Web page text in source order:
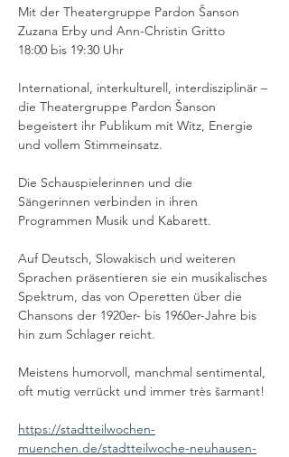
Mit der Theatergruppe Pardon Šanson
Zuzana Erby und Ann-Christin Gritto
18:00 bis 19:30 Uhr
International, interkulturell, interdisziplinär –
die Theatergruppe Pardon Šanson
begeistert ihr Publikum mit Witz, Energie
und vollem Stimmeinsatz.
Die Schauspielerinnen und die
Sängerinnen verbinden in ihren
Programmen Musik und Kabarett.
Auf Deutsch, Slowakisch und weiteren
Sprachen präsentieren sie ein musikalisches
Spektrum, das von Operetten über die
Chansons der 1920er- bis 1960er-Jahre bis
hin zum Schlager reicht.
Meistens humorvoll, manchmal sentimental,
oft mutig verrückt und immer très šarmant!
https://stadtteilwochen-
muenchen.de/stadtteilwoche-neuhausen-